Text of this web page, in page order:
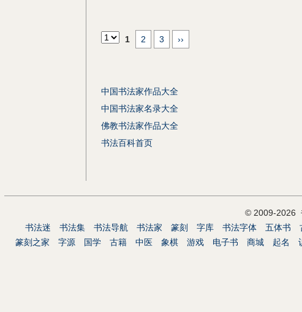
1 2 3 ››
中国书法家作品大全
中国书法家名录大全
佛教书法家作品大全
书法百科首页
© 2009-2026
书法迷
书法集 书法导航 书法家 篆刻 字库 书法字体 五体书
篆刻之家
字源 国学 古籍 中医 象棋 游戏 电子书 商城 起名